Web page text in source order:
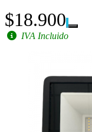
$18.900
IVA Incluido